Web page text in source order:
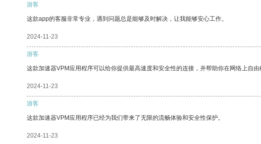
游客
这款app的客服非常专业，遇到问题总是能够及时解决，让我能够安心工作。
2024-11-23
游客
这款加速器VPM应用程序可以给你提供最高速度和安全性的连接，并帮助你在网络上自由
2024-11-23
游客
这款加速器VPM应用程序已经为我们带来了无限的流畅体验和安全性保护。
2024-11-23